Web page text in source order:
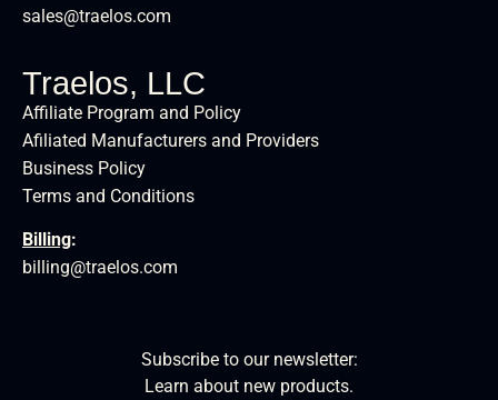
sales@traelos.com
Traelos, LLC
Affiliate Program and Policy
Afiliated Manufacturers and Providers
Business Policy
Terms and Conditions
Billing:
billing@traelos.com
Subscribe to our newsletter:
Learn about new products.